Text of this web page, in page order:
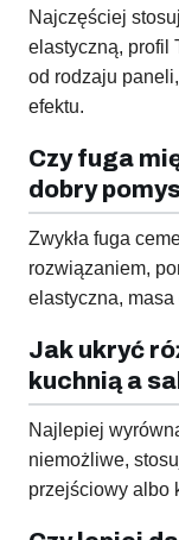
Najczęściej
elastyczną, profil
od rodzaju
efektu.
Czy fuga
dobry
Zwykła fuga
rozwiązaniem,
elastyczna,
Jak ukryć
kuchnią a
Najlepiej
niemożliwe,
przejściowy albo